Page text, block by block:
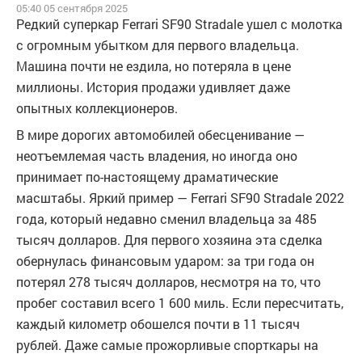
05:40 05 сентября 2025
Редкий суперкар Ferrari SF90 Stradale ушел с молотка
с огромным убытком для первого владельца.
Машина почти не ездила, но потеряла в цене
миллионы. История продажи удивляет даже
опытных коллекционеров.
В мире дорогих автомобилей обесценивание —
неотъемлемая часть владения, но иногда оно
принимает по-настоящему драматические
масштабы. Яркий пример — Ferrari SF90 Stradale 2022
года, который недавно сменил владельца за 485
тысяч долларов. Для первого хозяина эта сделка
обернулась финансовым ударом: за три года он
потерял 278 тысяч долларов, несмотря на то, что
пробег составил всего 1 600 миль. Если пересчитать,
каждый километр обошелся почти в 11 тысяч
рублей. Даже самые прожорливые спорткары на